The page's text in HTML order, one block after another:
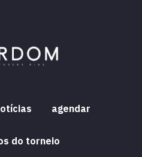
agendar
do torneio